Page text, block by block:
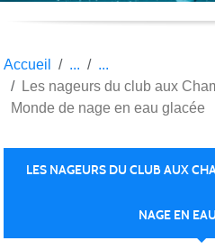
Accueil
Les nageurs du club aux
Monde de nage en eau glacée
LES NAGEURS DU CLUB AUX
NAGE EN